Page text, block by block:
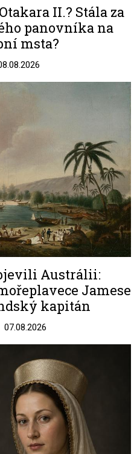
II.? Stála za
panovníka na
msta?
Austrálii:
Jamese
kapitán
07.08.2026